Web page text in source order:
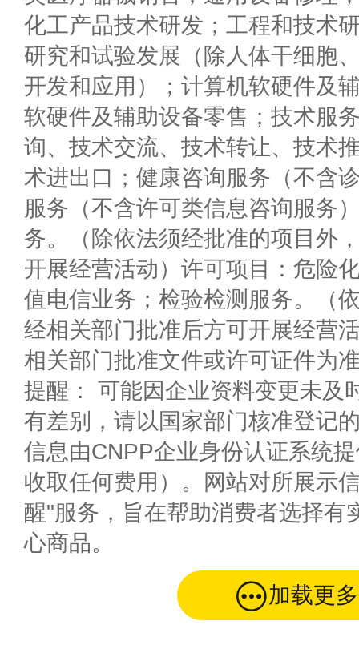
化工产品技术研发；工程和技术
研究和试验发展（除人体干细胞
开发和应用）；计算机软硬件及
软硬件及辅助设备零售；技术服
询、技术交流、技术转让、技术
术进出口；健康咨询服务（不含
服务（不含许可类信息咨询服务
务。（除依法须经批准的项目外
开展经营活动）许可项目：危险
值电信业务；检验检测服务。（
经相关部门批准后方可开展经营
相关部门批准文件或许可证件为
提醒： 可能因企业资料变更未及
有差别，请以国家部门核准登记
信息由CNPP企业身份认证系统
收取任何费用）。网站对所展示
醒"服务，旨在帮助消费者选择有
心商品。
加载更多